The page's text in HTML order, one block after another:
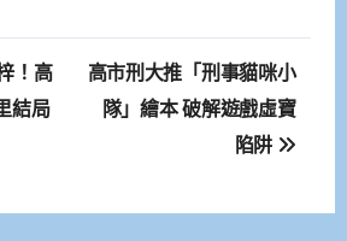
！高
結局
高市刑大推「刑事貓咪小
隊」繪本 破解遊戲虛寶
陷阱